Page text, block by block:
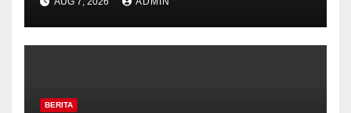
Pastikan Tidak Ada Tanda
Kekerasan
BERITA